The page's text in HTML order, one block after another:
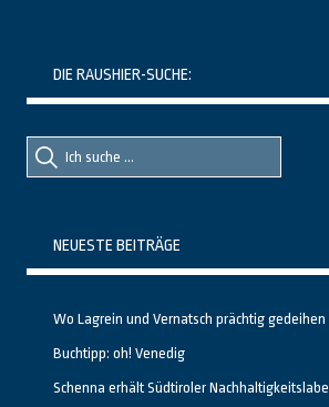
DIE RAUSHIER-SUCHE:
Suche
nach::
Suche
nach:
NEUESTE BEITRÄGE
Wo Lagrein und Vernatsch prächtig gedeihen
Buchtipp: oh! Venedig
Schenna erhält Südtiroler Nachhaltigkeitslabel